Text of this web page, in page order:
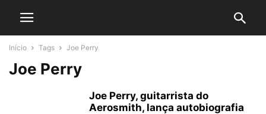
Início Tags Joe Perry
Joe Perry
Joe Perry, guitarrista do
Aerosmith, lança autobiografia